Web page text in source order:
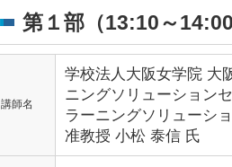
第１部（13:10～
講師名
学校法人大阪女学院 大
ニングソリューション
ラーニングソリューシ
准教授 小松 泰信 氏